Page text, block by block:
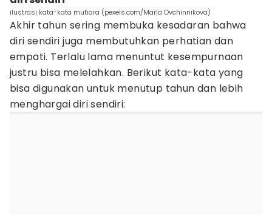
ilustrasi kata-kata mutiara (pexels.com/Maria Ovchinnikova)
Akhir tahun sering membuka kesadaran bahwa
diri sendiri juga membutuhkan perhatian dan
empati. Terlalu lama menuntut kesempurnaan
justru bisa melelahkan. Berikut kata-kata yang
bisa digunakan untuk menutup tahun dan lebih
menghargai diri sendiri: